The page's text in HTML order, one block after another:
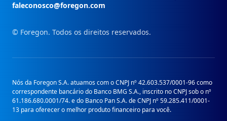
faleconosco@foregon.com
© Foregon. Todos os direitos reservados.
Nós da Foregon S.A. atuamos com o CNPJ nº 42.603.537/0001-96 como
correspondente bancário do Banco BMG S.A., inscrito no CNPJ sob o nº
61.186.680.0001/74. e do Banco Pan S.A. de CNPJ nº 59.285.411/0001-
13 para oferecer o melhor produto financeiro para você.